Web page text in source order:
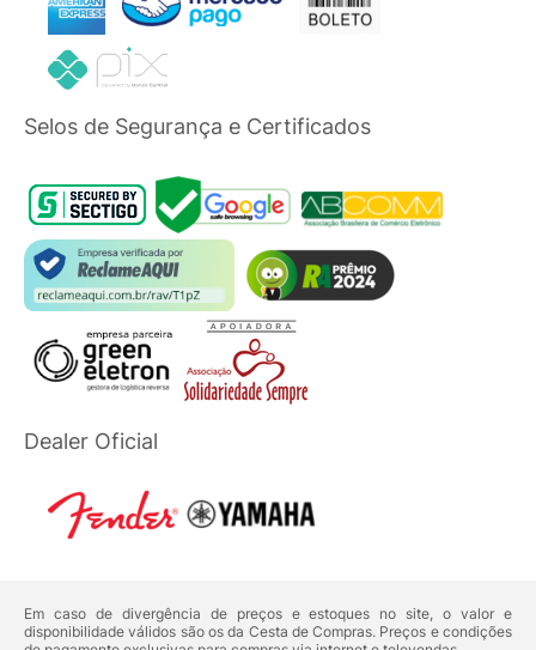
Selos de Segurança e Certificados
Dealer Oficial
Em caso de divergência de preços e estoques no site, o valor e
disponibilidade válidos são os da Cesta de Compras. Preços e condições